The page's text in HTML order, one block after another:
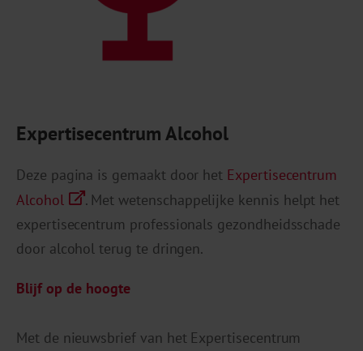
Expertisecentrum Alcohol
Deze pagina is gemaakt door het Expertisecentrum
Alcohol
. Met wetenschappelijke kennis helpt het
expertisecentrum professionals gezondheidsschade
door alcohol terug te dringen.
Blijf op de hoogte
Met de nieuwsbrief van het Expertisecentrum